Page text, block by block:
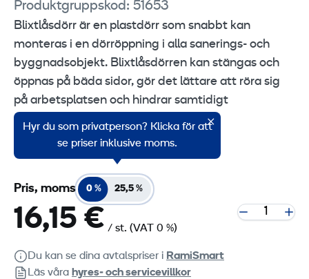
Produktgruppskod: 51653
Blixtlåsdörr är en plastdörr som snabbt kan
monteras i en dörröppning i alla sanerings- och
byggnadsobjekt. Blixtlåsdörren kan stängas och
öppnas på bäda sidor, gör det lättare att röra sig
på arbetsplatsen och hindrar samtidigt
spridningen av byggnadsdamm samt
luftströmmar.
Hyr du som privatperson? Klicka för att
se priser inklusive moms.
Pris, moms 0 % 25,5 %
16,15 € / st. (VAT 0 %)
Du kan se dina avtalspriser i RamiSmart
Läs våra hyres‑ och servicevillkor